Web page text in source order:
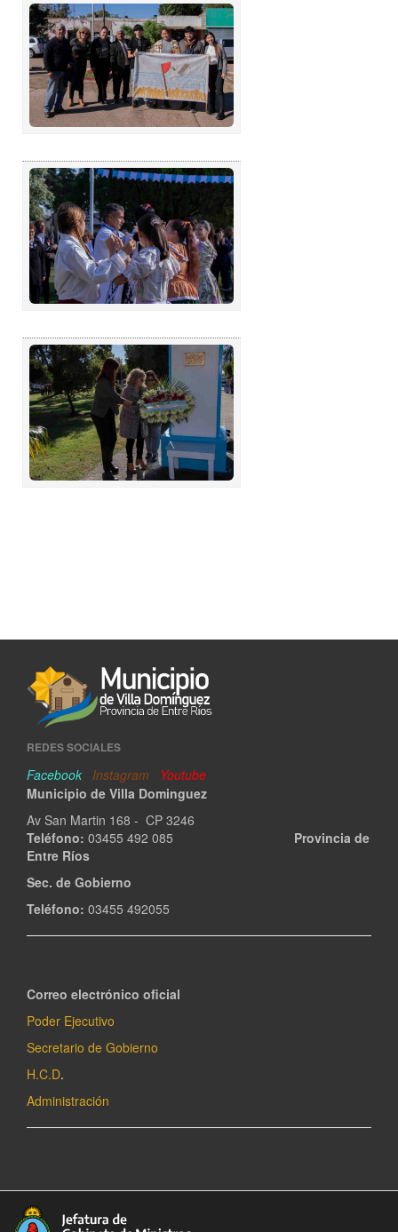
REDES SOCIALES
Facebook Instagram
Youtube
Municipio de Villa Dominguez
Av San Martin 168 - CP 3246
Teléfono: 03455 492 085 Provincia de
Entre Ríos
Sec. de Gobierno
Teléfono: 03455 492055
Correo electrónico oficial
Poder Ejecutivo
Secretario de Gobierno
H.C.D.
Administración